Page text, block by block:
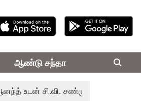
ஆண்டு சந்தா
சி.வி. சண்முகம், வேலுமணி சந்திப்பு